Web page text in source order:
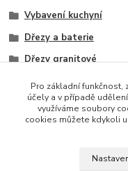
Vybavení kuchyní
Dřezy a baterie
Dřezy granitové
UKINOX
Pro základní funkčnost,
účely a v případě
využíváme soubory
cookies můžete kdykoli